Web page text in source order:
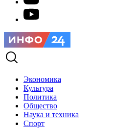
Экономика
Культура
Политика
Общество
Наука и техника
Спорт